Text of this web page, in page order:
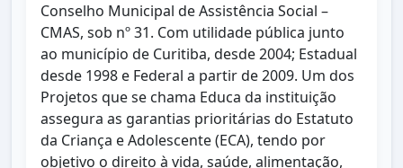
Conselho Municipal de Assistência Social –
CMAS, sob nº 31. Com utilidade pública junto
ao município de Curitiba, desde 2004; Estadual
desde 1998 e Federal a partir de 2009. Um dos
Projetos que se chama Educa da instituição
assegura as garantias prioritárias do Estatuto
da Criança e Adolescente (ECA), tendo por
objetivo o direito à vida, saúde, alimentação,